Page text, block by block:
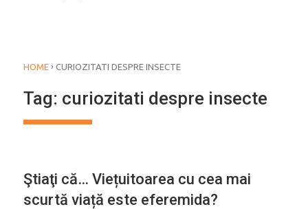
HOME › CURIOZITATI DESPRE INSECTE
Tag: curiozitati despre insecte
Ştiaţi că… Viețuitoarea cu cea mai
scurtă viață este eferemida?